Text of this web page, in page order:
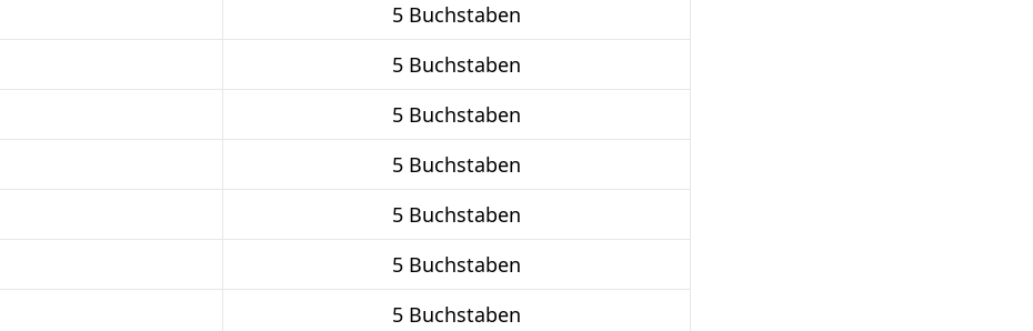
5 Buchstaben
5 Buchstaben
5 Buchstaben
5 Buchstaben
5 Buchstaben
5 Buchstaben
5 Buchstaben